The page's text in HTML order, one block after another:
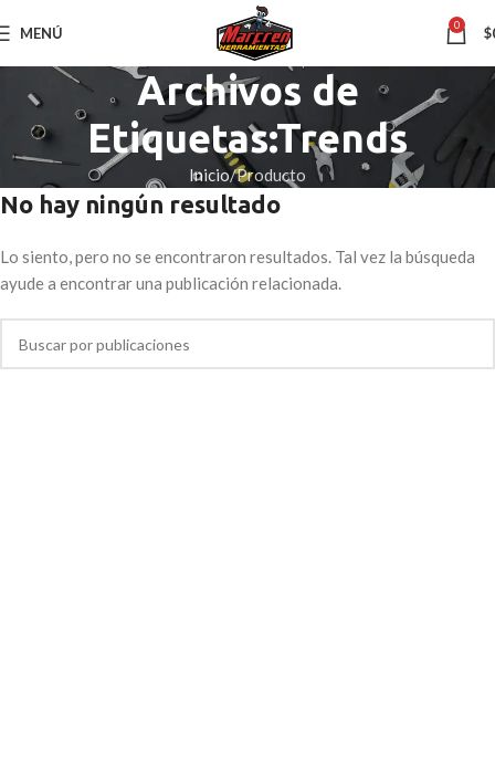
MENÚ 0 $
Archivos de
Etiquetas:Trends
Inicio Producto
No hay ningún resultado
Lo siento, pero no se encontraron resultados. Tal vez la búsqueda
ayude a encontrar una publicación relacionada.